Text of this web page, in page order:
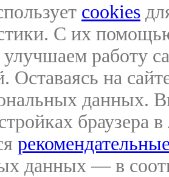
cookies
С их
улучшаем работу
Оставаясь на
данных.
браузера
данных — в